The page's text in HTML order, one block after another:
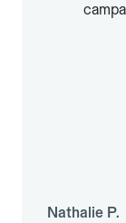
Nathalie P.